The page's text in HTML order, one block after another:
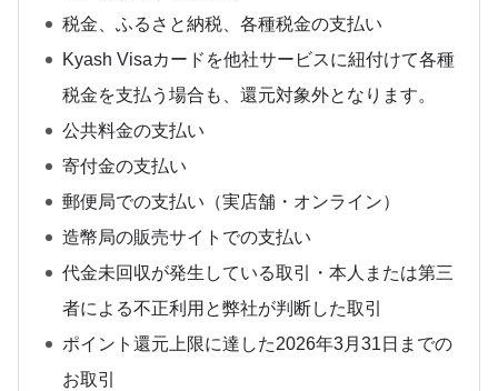
税金、ふるさと納税、各種税金の支払い
Kyash Visaカードを他社サービスに紐付けて各種
税金を支払う場合も、還元対象外となります。
公共料金の支払い
寄付金の支払い
郵便局での支払い（実店舗・オンライン）
造幣局の販売サイトでの支払い
代金未回収が発生している取引・本人または第三
者による不正利用と弊社が判断した取引
ポイント還元上限に達した2026年3月31日までの
お取引